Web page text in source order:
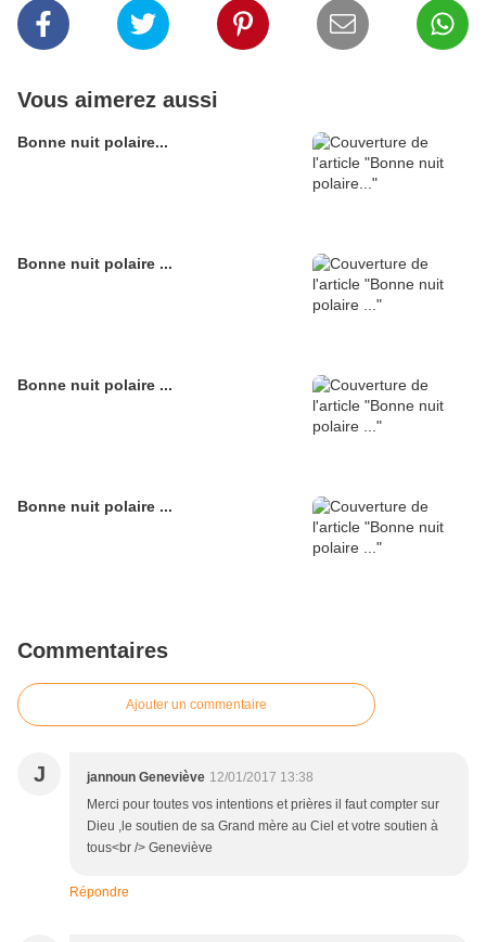
Vous aimerez aussi
Bonne nuit polaire...
Bonne nuit polaire ...
Bonne nuit polaire ...
Bonne nuit polaire ...
Commentaires
Ajouter un commentaire
J jannoun Geneviève 12/01/2017 13:38
Merci pour toutes vos intentions et prières il faut compter sur
Dieu ,le soutien de sa Grand mère au Ciel et votre soutien à
tous<br /> Geneviève
Répondre